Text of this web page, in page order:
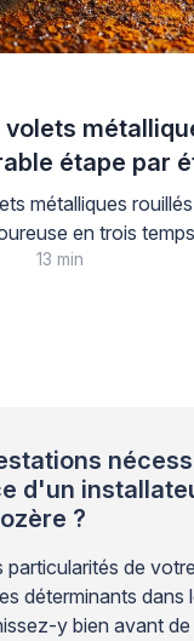
volets
étape par
métalliques
en trois
de corrosion,
13 min
d'un
?
particularités de
déterminants dans
y bien avant